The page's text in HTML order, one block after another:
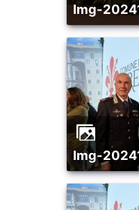
img-
img-